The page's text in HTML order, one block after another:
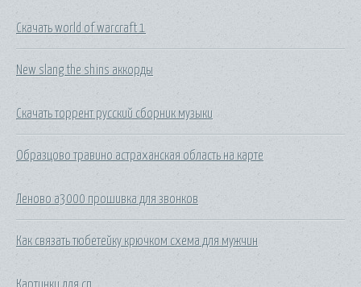
Скачать world of warcraft 1
New slang the shins аккорды
Скачать торрент русский сборник музыки
Образцово травино астраханская область на карте
Леново а3000 прошивка для звонков
Как связать тюбетейку крючком схема для мужчин
Картинки для сп